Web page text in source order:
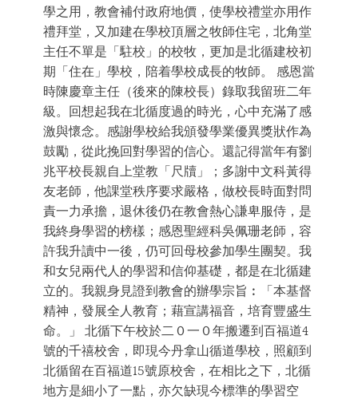
學之用，教會補付政府地價，使學校禮堂亦用作
禮拜堂，又加建在學校頂層之牧師住宅，北角堂
主任不單是「駐校」的校牧，更加是北循建校初
期「住在」學校，陪着學校成長的牧師。 感恩當
時陳慶章主任（後來的陳校長）錄取我留班二年
級。回想起我在北循度過的時光，心中充滿了感
激與懷念。感謝學校給我頒發學業優異獎狀作為
鼓勵，從此挽回對學習的信心。還記得當年有劉
兆平校長親自上堂教「尺牘」；多謝中文科黃得
友老師，他課堂秩序要求嚴格，做校長時面對問
責一力承擔，退休後仍在教會熱心謙卑服侍，是
我終身學習的榜樣；感恩聖經科吳佩珊老師，容
許我升讀中一後，仍可回母校參加學生團契。我
和女兒兩代人的學習和信仰基礎，都是在北循建
立的。我親身見證到教會的辦學宗旨︰「本基督
精神，發展全人教育；藉宣講福音，培育豐盛生
命。」 北循下午校於二０一０年搬遷到百福道4
號的千禧校舍，即現今丹拿山循道學校，照顧到
北循留在百福道15號原校舍，在相比之下，北循
地方是細小了一點，亦欠缺現今標準的學習空